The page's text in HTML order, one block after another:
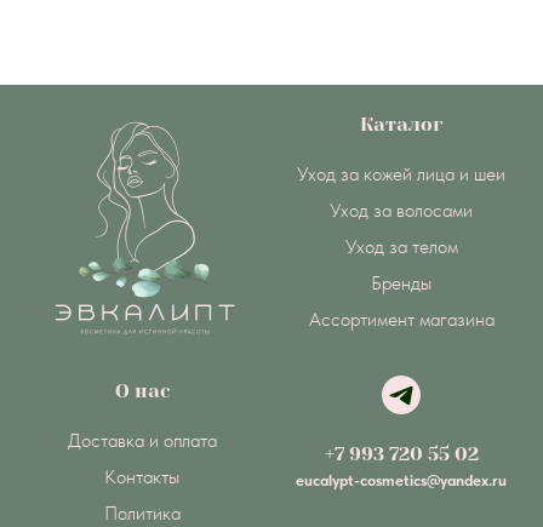
Каталог
Уход за кожей лица и шеи
Уход за волосами
Уход за телом
Бренды
Ассортимент магазина
О нас
Доставка и оплата
Контакты
Политика
+7 993 720 55 02
eucalypt-cosmetics@yandex.ru